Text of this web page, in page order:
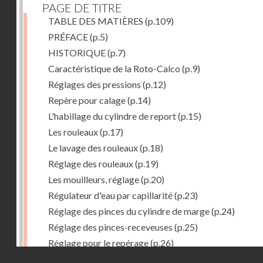
PAGE DE TITRE
TABLE DES MATIÈRES (p.109)
PRÉFACE(p.5)
HISTORIQUE(p.7)
Caractéristique de la Roto-Calco (p.9)
Réglages des pressions (p.12)
Repère pour calage(p.14)
L'habillage du cylindre de report(p.15)
Les rouleaux(p.17)
Le lavage des rouleaux(p.18)
Réglage des rouleaux(p.19)
Les mouilleurs, réglage(p.20)
Régulateur d'eau par capillarité(p.23)
Réglage des pinces du cylindre de marge(p.24)
Réglage des pinces-receveuses (p.25)
Réglage pour le repérage(p.26)